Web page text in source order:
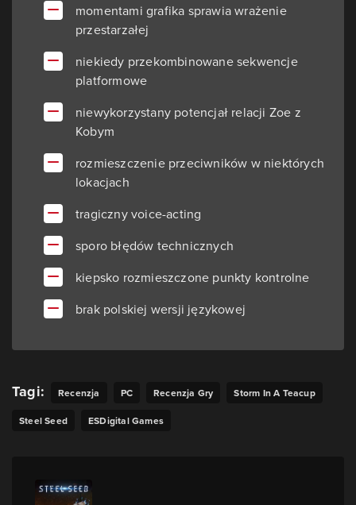
momentami grafika sprawia wrażenie
przestarzałej
niekiedy przekombinowane sekwencje
platformowe
niewykorzystany potencjał relacji Zoe z
Kobym
rozmieszczenie przeciwników w niektórych
lokacjach
tragiczny voice-acting
sporo błędów technicznych
kiepsko rozmieszczone punkty kontrolne
brak polskiej wersji językowej
Tagi: Recenzja PC Recenzja Gry
Storm In A Teacup
Steel Seed
ESDigital Games